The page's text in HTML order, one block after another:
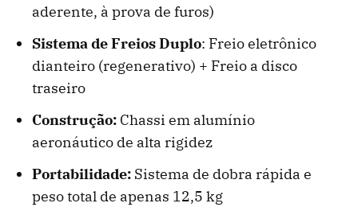
aderente, à prova de furos)
Sistema de Freios Duplo: Freio eletrônico
dianteiro (regenerativo) + Freio a disco
traseiro
Construção: Chassi em alumínio
aeronáutico de alta rigidez
Portabilidade: Sistema de dobra rápida e
peso total de apenas 12,5 kg